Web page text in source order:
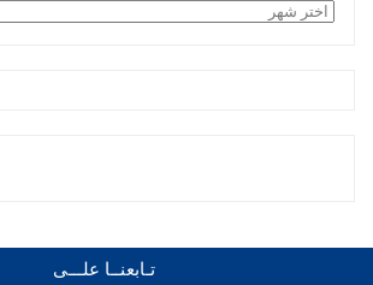
الأرشيف
تـابعنــا علـــى